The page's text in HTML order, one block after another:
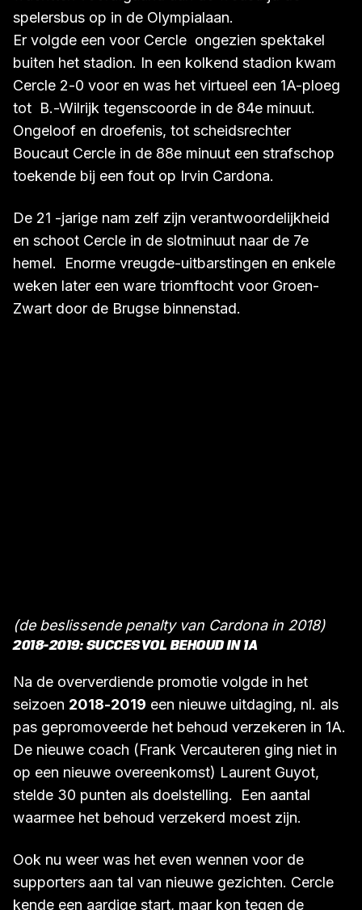
nederlaag op. De terugwedstrijd op 10 maart 2018
werd legendarisch. Een massa supporters
wachtten voorafgaand aan de wedstrijd de
spelersbus op in de Olympialaan.
Er volgde een voor Cercle ongezien spektakel
buiten het stadion. In een kolkend stadion kwam
Cercle 2-0 voor en was het virtueel een 1A-ploeg
tot B.-Wilrijk tegenscoorde in de 84e minuut.
Boucaut Cercle in de 88e minuut een strafschop
toekende bij een fout op Irvin Cardona.
De 21 -jarige nam zelf zijn verantwoordelijkheid
en schoot Cercle in de slotminuut naar de 7e
(de beslissende penalty van Cardona in 2018)
2018-2019: SUCCESVOL BEHOUD IN 1A
Na de oververdiende promotie volgde in het
2018-2019
een nieuwe uitdaging, nl. als
pas gepromoveerde het behoud verzekeren in 1A.
De nieuwe coach (Frank Vercauteren ging niet in
stelde 30 punten als doelstelling. Een aantal
waarmee het behoud verzekerd moest zijn.